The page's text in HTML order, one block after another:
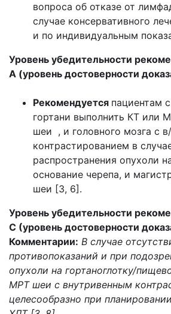
вопроса об отказе от
случае консервативного
и по индивидуальным
Уровень убедительности
А (уровень достоверности
Рекомендуется пациентам
гортани выполнить КТ или
шеи , и головного мозга с
контрастированием в
распространения опухоли
основание черепа, и
шеи [3, 6].
Уровень убедительности
C (уровень достоверности
Комментарии: В случае
противопоказаний и при
опухоли на гортаноглотку/
МРТ шеи с внутривенным
целесообразно при